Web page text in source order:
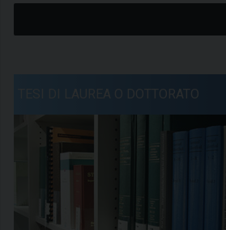
TESI DI LAUREA O DOTTORATO